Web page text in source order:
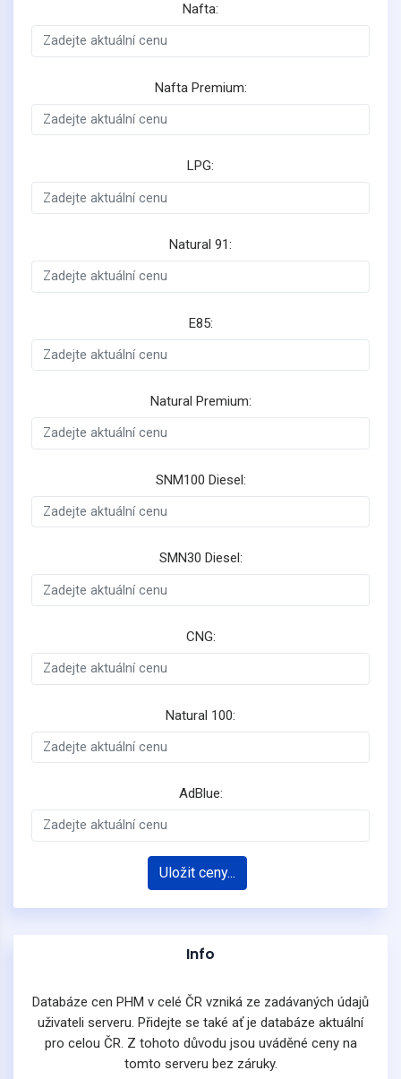
Nafta:
Nafta Premium:
LPG:
Natural 91:
E85:
Natural Premium:
SNM100 Diesel:
SMN30 Diesel:
CNG:
Natural 100:
AdBlue:
Uložit ceny...
Info
Databáze cen PHM v celé ČR vzniká ze zadávaných údajů
uživateli serveru. Přidejte se také ať je databáze aktuální
pro celou ČR. Z tohoto důvodu jsou uváděné ceny na
tomto serveru bez záruky.